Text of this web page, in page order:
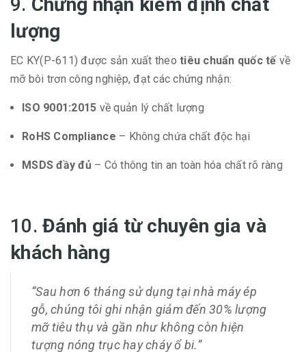
lượng
EC KY(P-611) được sản xuất theo tiêu chuẩn quốc tếvề
mỡ bôi trơn công nghiệp, đạt các chứng nhận:
ISO 9001:2015 về quản lý chất lượng
RoHS Compliance – Không chứa chất độc hại
MSDS đầy đủ – Có thông tin an toàn hóa chất rõ ràng
10.Đánh giá từ chuyên gia và
khách hàng
“Sau hơn 6 tháng sử dụng tại nhà máy ép
gỗ, chúng tôi ghi nhận giảm đến 30% lượng
mỡ tiêu thụ và gần như không còn hiện
tượng nóng trục hay cháy ổ bi.”